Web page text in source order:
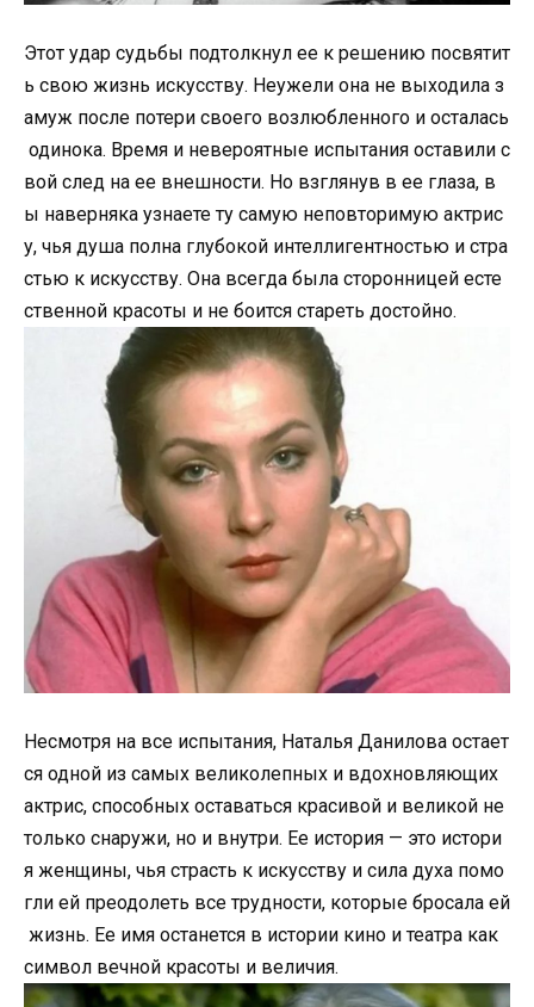
Этот удар судьбы подтолкнул ее к решению посвятит
ь свою жизнь искусству. Неужели она не выходила з
амуж после потери своего возлюбленного и осталась
одинока. Время и невероятные испытания оставили с
вой след на ее внешности. Но взглянув в ее глаза, в
ы наверняка узнаете ту самую неповторимую актрис
у, чья душа полна глубокой интеллигентностью и стра
стью к искусству. Она всегда была сторонницей есте
ственной красоты и не боится стареть достойно.
Несмотря на все испытания, Наталья Данилова остает
ся одной из самых великолепных и вдохновляющих
актрис, способных оставаться красивой и великой не
только снаружи, но и внутри. Ее история — это истори
я женщины, чья страсть к искусству и сила духа помо
гли ей преодолеть все трудности, которые бросала ей
жизнь. Ее имя останется в истории кино и театра как
символ вечной красоты и величия.